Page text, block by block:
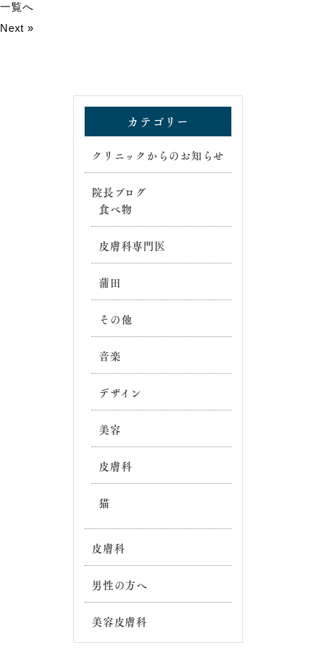
一覧へ
Next »
カテゴリー
クリニックからのお知らせ
院長ブログ
食べ物
皮膚科専門医
蒲田
その他
音楽
デザイン
美容
皮膚科
猫
皮膚科
男性の方へ
美容皮膚科